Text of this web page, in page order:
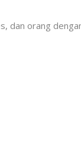
dan orang